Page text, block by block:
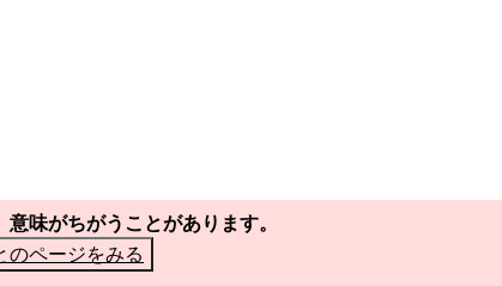
味がちがうことがあります。
のページをみる